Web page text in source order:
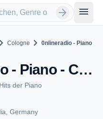
arrow_forward menu
chevron_right Cologne chevron_right 0nlineradio - Piano
0nlineradio - Piano - Cologne
der Piano
Germany